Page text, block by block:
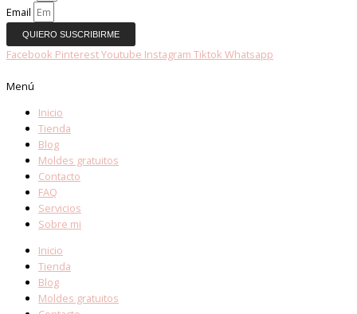
Email
QUIERO SUSCRIBIRME
Facebook PinterestYoutube Instagram Tiktok Whatsapp
Menú
Inicio
Tienda
Blog
Moldes gratuitos
Contacto
FAQ
Servicios
Sobre mi
Inicio
Tienda
Blog
Moldes gratuitos